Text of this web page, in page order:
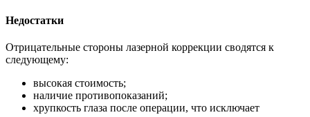
Недостатки
Отрицательные стороны лазерной коррекции сводятся к
следующему:
высокая стоимость;
наличие противопоказаний;
хрупкость глаза после операции, что исключает